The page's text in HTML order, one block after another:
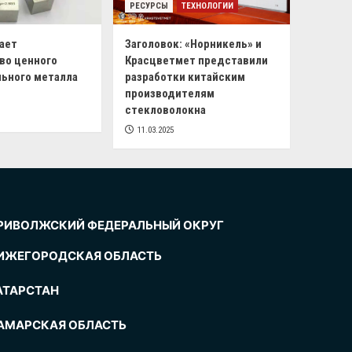
ценного
металла
РЕСУРСЫ ТЕХНОЛОГИИ
Заголовок: «Норникель» и
Красцветмет представили
разработки китайским
производителям
стекловолокна
11.03.2025
ФЕДЕРАЛЬНЫЙ ОКРУГ
ОБЛАСТЬ
ОБЛАСТЬ